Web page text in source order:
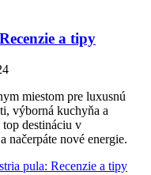
a tipy
miestom pre luxusnú
výborná kuchyňa a
destináciu v
načerpáte nové energie.
pula: Recenzie a tipy